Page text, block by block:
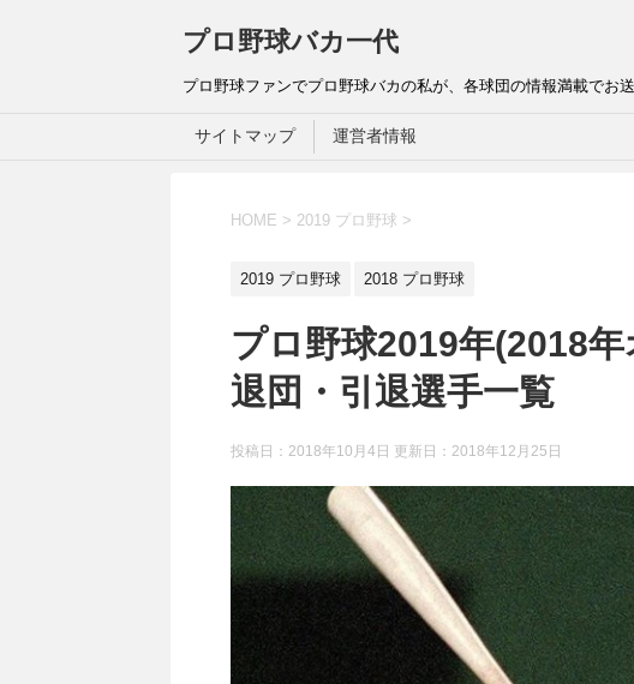
プロ野球バカ一代
プロ野球ファンでプロ野球バカの私が、各球団の情報満載でお送
サイトマップ 運営者情報
HOME > 2019 プロ野球 >
2019 プロ野球 2018 プロ野球
プロ野球2019年(2018
退団・引退選手一覧
投稿日：2018年10月4日 更新日： 2018年12月25日